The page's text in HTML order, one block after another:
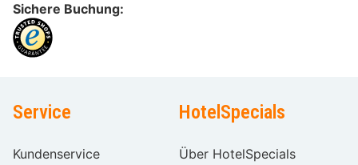
Sichere Buchung:
Service
Kundenservice
HotelSpecials
Über HotelSpecials